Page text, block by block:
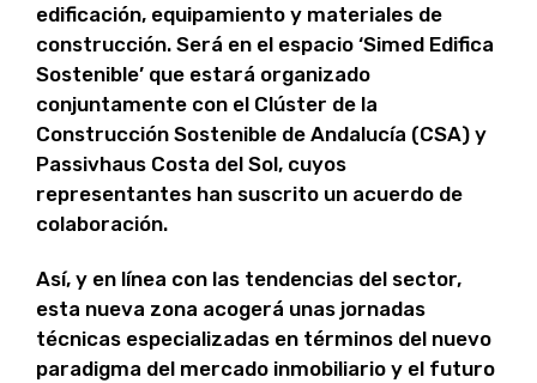
edificación, equipamiento y materiales de
construcción. Será en el espacio ‘Simed Edifica
Sostenible’ que estará organizado
conjuntamente con el Clúster de la
Construcción Sostenible de Andalucía (CSA) y
Passivhaus Costa del Sol, cuyos
representantes han suscrito un acuerdo de
colaboración.
Así, y en línea con las tendencias del sector,
esta nueva zona acogerá unas jornadas
técnicas especializadas en términos del nuevo
paradigma del mercado inmobiliario y el futuro